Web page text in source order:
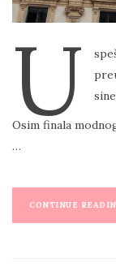
U
Osim finala
…
CONTINUE